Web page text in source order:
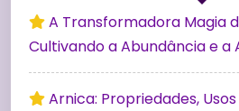
A Transformadora Magia
Cultivando a Abundância e a
Arnica: Propriedades,